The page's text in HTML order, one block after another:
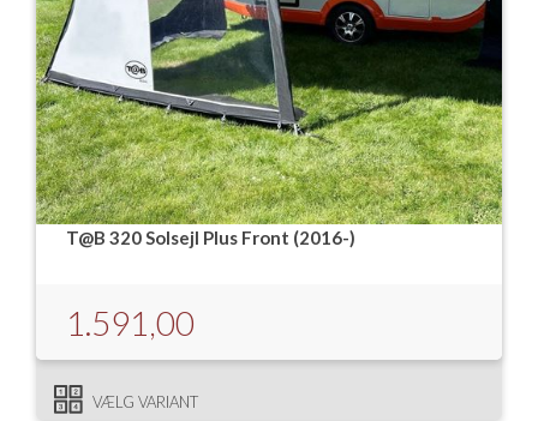
T@B 320 Solsejl Plus Front (2016-)
1.591,00
VÆLG VARIANT